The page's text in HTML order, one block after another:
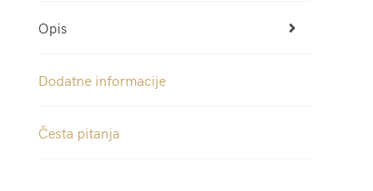
Opis
Dodatne informacije
Česta pitanja